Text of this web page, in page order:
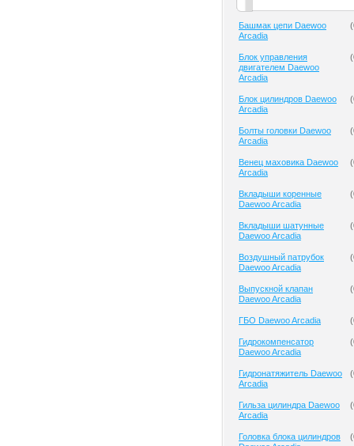
Башмак цепи Daewoo
Arcadia
(
Блок управления
двигателем Daewoo
Arcadia
(
Блок цилиндров Daewoo
Arcadia
(
Болты головки Daewoo
Arcadia
(
Венец маховика Daewoo
Arcadia
(
Вкладыши коренные
Daewoo Arcadia
(
Вкладыши шатунные
Daewoo Arcadia
(
Воздушный патрубок
Daewoo Arcadia
(
Выпускной клапан
Daewoo Arcadia
(
ГБО Daewoo Arcadia (
Гидрокомпенсатор
Daewoo Arcadia
(
Гидронатяжитель Daewoo
Arcadia
(
Гильза цилиндра Daewoo
Arcadia
(
Головка блока цилиндров
(